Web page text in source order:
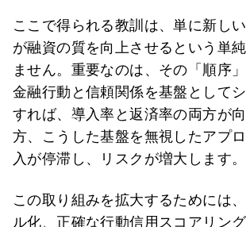
ここで得られる教訓は、単に新し
が融資の質を向上させるという単
ません。重要なのは、その「順序
金融行動と信頼関係を基盤として
すれば、導入率と返済率の両方が
方、こうした基盤を無視したアプ
入が停滞し、リスクが増大します。
この取り組みを拡大するためには
ル化、正確な行動信用スコアリン